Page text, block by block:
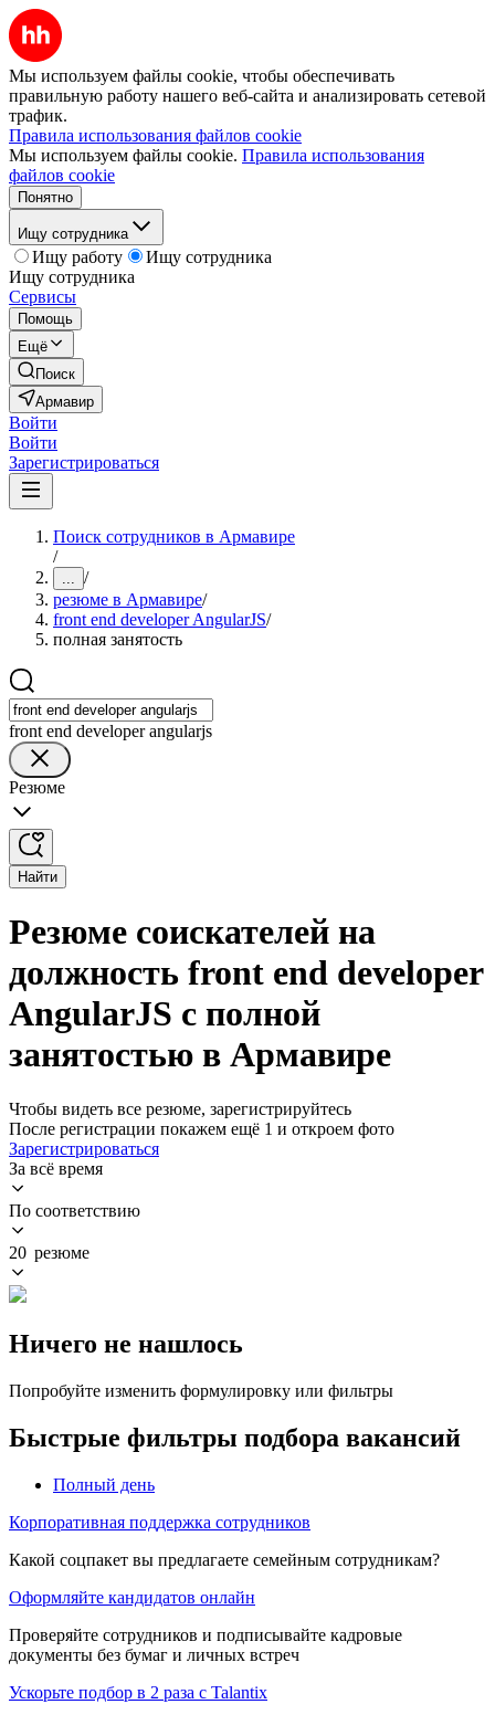
Мы используем файлы cookie, чтобы обеспечивать
правильную работу нашего веб-сайта и анализировать сетевой
трафик.
Правила использования файлов cookie
Мы используем файлы cookie. Правила использования
файлов cookie
Понятно
Ищу сотрудника
Ищу работу
Ищу сотрудника
Ищу сотрудника
Сервисы
Помощь
Ещё
Поиск
Армавир
Войти
Войти
Зарегистрироваться
Поиск сотрудников в Армавире
/
... /
резюме в Армавире/
front end developer AngularJS/
полная занятость
front end developer angularjs
Резюме
Найти
Резюме соискателей на
должность front end developer
AngularJS с полной
занятостью в Армавире
Чтобы видеть все резюме, зарегистрируйтесь
После регистрации покажем ещё 1 и откроем фото
Зарегистрироваться
За всё время
По соответствию
20 резюме
Ничего не нашлось
Попробуйте изменить формулировку или фильтры
Быстрые фильтры подбора вакансий
Полный день
Корпоративная поддержка сотрудников
Какой соцпакет вы предлагаете семейным сотрудникам?
Оформляйте кандидатов онлайн
Проверяйте сотрудников и подписывайте кадровые
документы без бумаг и личных встреч
Ускорьте подбор в 2 раза с Talantix